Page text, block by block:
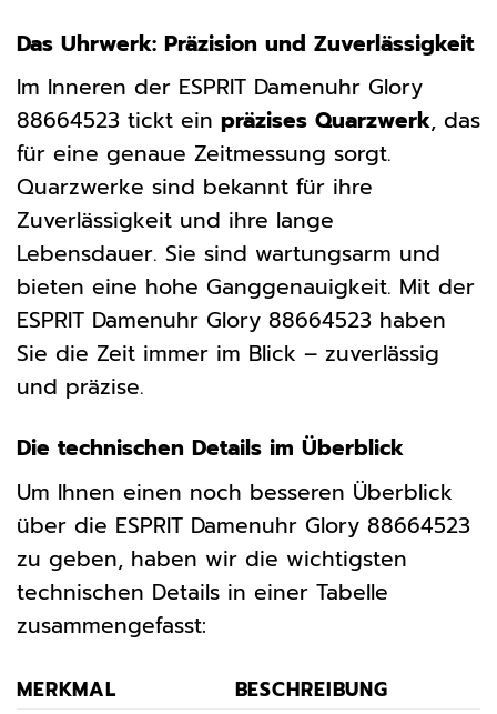
Das Uhrwerk: Präzision und Zuverlässigkeit
Im Inneren der ESPRIT Damenuhr Glory
88664523 tickt ein präzises Quarzwerk, das
für eine genaue Zeitmessung sorgt.
Quarzwerke sind bekannt für ihre
Zuverlässigkeit und ihre lange
Lebensdauer. Sie sind wartungsarm und
bieten eine hohe Ganggenauigkeit. Mit der
ESPRIT Damenuhr Glory 88664523 haben
Sie die Zeit immer im Blick – zuverlässig
und präzise.
Die technischen Details im Überblick
Um Ihnen einen noch besseren Überblick
über die ESPRIT Damenuhr Glory 88664523
zu geben, haben wir die wichtigsten
technischen Details in einer Tabelle
zusammengefasst:
MERKMAL
BESCHREIBUNG